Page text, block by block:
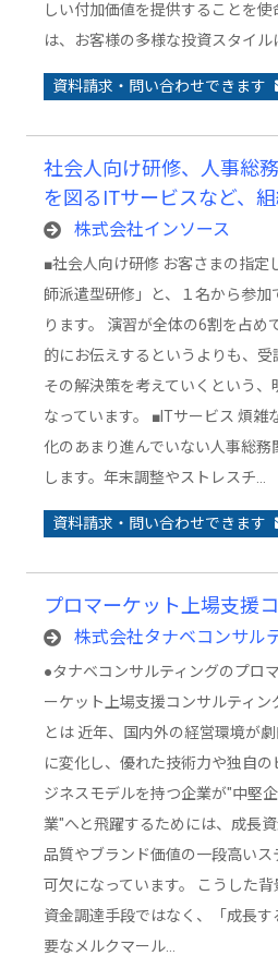
しい付加価値を提供することを
は、お客様の多様な投資スタイル
資料請求・問い合わせできます
社会人向け研修、人事総
を図るITサービスなど、
各種サービス
株式会社インソース
■社会人向け研修 お客さまの指定
師派遣型研修」と、１名から参
ります。 演習が全体の6割を占め
的にお伝えするというよりも、
その解決策を考えていくという、
なっています。 ■ITサービス 煩雑
化のあまり進んでいない人事総務
します。年末調整やストレスチ…
資料請求・問い合わせできます
プロマーケット上場支援
株式会社タナベコンサル
●タナベコンサルティングのプロマ
ーケット上場支援コンサルティン
とは 近年、国内外の経営環境が
に変化し、優れた技術力や独自の
ジネスモデルを持つ企業が"中堅企
業"へと飛躍するためには、成長
品質やブランド価値の一段高い
可欠になっています。 こうした
資金調達手段ではなく、「成長
要なメルクマール…